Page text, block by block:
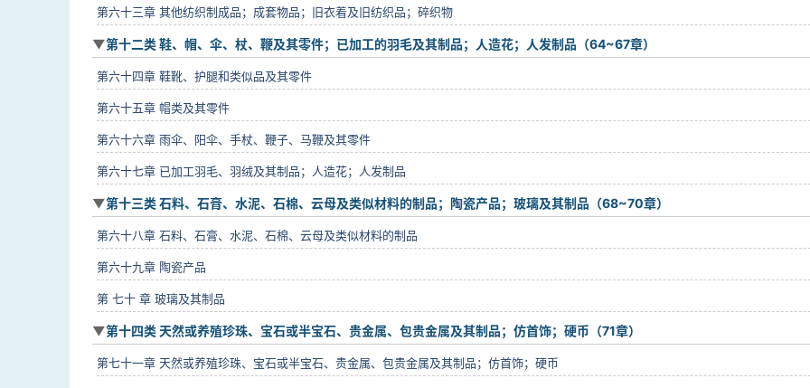
第六十三章 其他纺织制成品；成套物品；旧衣着及旧纺织品；碎织物
第十二类 鞋、帽、伞、杖、鞭及其零件；已加工的羽毛及其制品；人造花；人发制品（64~67章）
第六十四章 鞋靴、护腿和类似品及其零件
第六十五章 帽类及其零件
第六十六章 雨伞、阳伞、手杖、鞭子、马鞭及其零件
第六十七章 已加工羽毛、羽绒及其制品；人造花；人发制品
第十三类 石料、石膏、水泥、石棉、云母及类似材料的制品；陶瓷产品；玻璃及其制品（68~70章）
第六十八章 石料、石膏、水泥、石棉、云母及类似材料的制品
第六十九章 陶瓷产品
第 七十 章 玻璃及其制品
第十四类 天然或养殖珍珠、宝石或半宝石、贵金属、包贵金属及其制品；仿首饰；硬币（71章）
第七十一章 天然或养殖珍珠、宝石或半宝石、贵金属、包贵金属及其制品；仿首饰；硬币